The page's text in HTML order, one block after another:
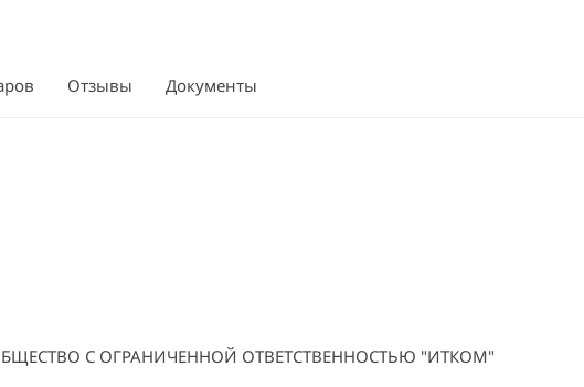
Отзывы Документы
С ОГРАНИЧЕННОЙ ОТВЕТСТВЕННОСТЬЮ "ИТКОМ"